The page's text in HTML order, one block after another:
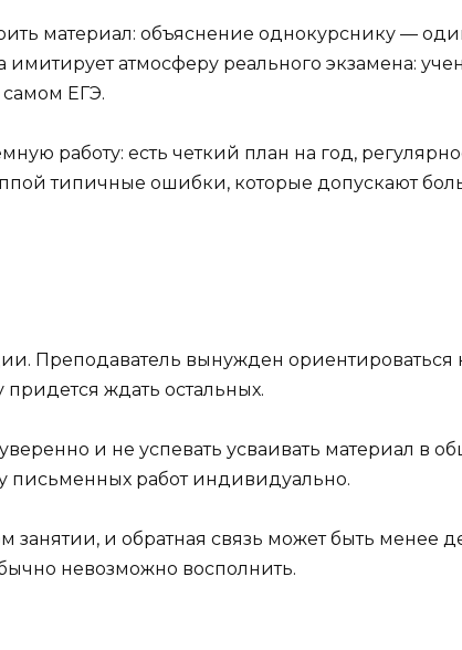
материал: объяснение однокурснику —
атмосферу реального экзамена:
самом ЕГЭ.
работу: есть четкий план на год,
типичные ошибки, которые допускают
Преподаватель вынужден ориентироваться
ждать остальных.
и не успевать усваивать материал в
письменных работ индивидуально.
и обратная связь может быть менее
невозможно восполнить.